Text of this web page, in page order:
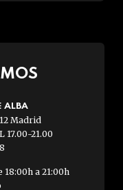
ALBA
Madrid
17.00-21.00
a 21:00h